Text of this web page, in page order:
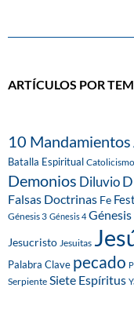
ARTÍCULOS POR
10 Mandamientos
Batalla Espiritual Catolicismo
Demonios Diluvio
Falsas Doctrinas Fe
Génesis 3 Génesis 4 Génesis
Jesucristo Jesuitas
Palabra Clave pecado
Serpiente Siete Espíritus